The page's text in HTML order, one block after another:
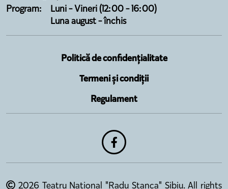
Program:
Luni - Vineri (12:00 - 16:00)
Luna august - închis
Politică de confidențialitate
Termeni și condiții
Regulament
2026 Teatru Național "Radu Stanca" Sibiu. All rights